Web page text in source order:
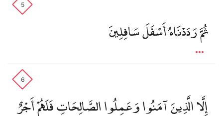
5
ثُمَّ رَدَدْنَاهُ أَسْفَلَ سَافِلِينَ
6
إِلَّا الَّذِينَ آمَنُوا وَعَمِلُوا الصَّالِحَاتِ فَلَهُمْ أَجْرٌ